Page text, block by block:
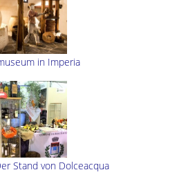
in Imperia
Stand von Dolceacqua